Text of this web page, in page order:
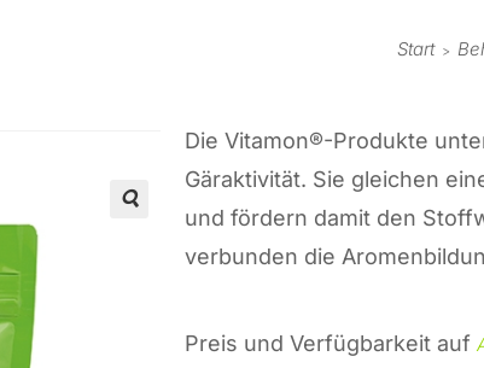
Start >
Die Vitamon®-Produkte
Gäraktivität. Sie gleichen
und fördern damit den
verbunden die
Preis und Verfügbarkeit auf